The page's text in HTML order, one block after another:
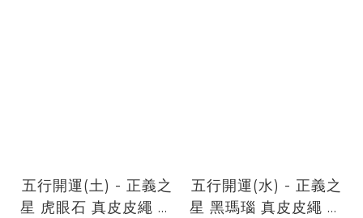
五行開運(土) - 正義之
星 虎眼石 真皮皮繩 保
五行開運(水) - 正義之
星 黑瑪瑙 真皮皮繩 保